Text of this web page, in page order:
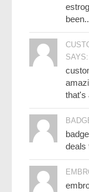
SAYS:
that's
deals